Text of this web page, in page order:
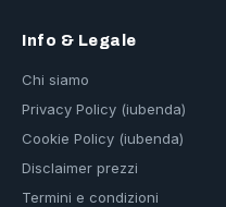
Info & Legale
Chi siamo
Privacy Policy (iubenda)
Cookie Policy (iubenda)
Disclaimer prezzi
Termini e condizioni